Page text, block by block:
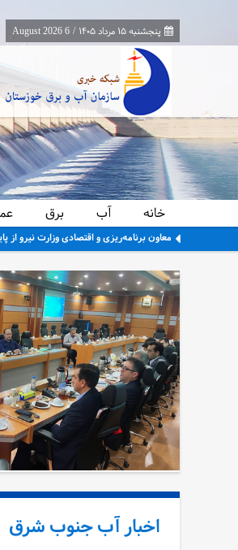
پنجشنبه ۱۵ مرداد ۱۴۰۵ /
6 August 2026
خانه آب برق
معاون برنامه‌ریزی و اقتصادی وزارت نیرو از
اخبار آب جنوب شرق